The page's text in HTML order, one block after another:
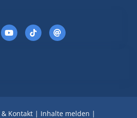
Kontakt| Inhalte melden |